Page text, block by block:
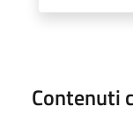
Contenuti